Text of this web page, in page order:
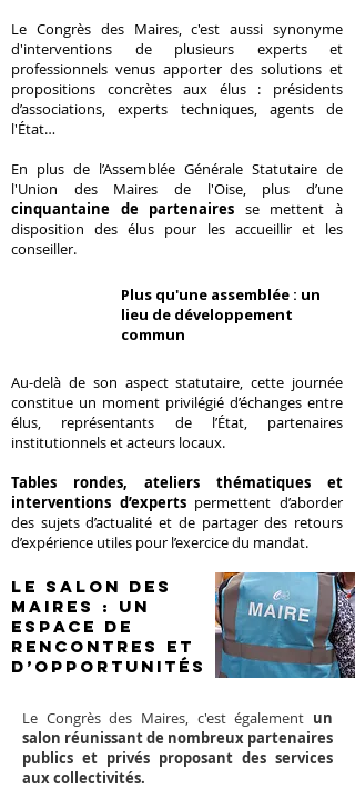
Le Congrès des Maires, c'est aussi synonyme
d'interventions de plusieurs experts et
professionnels venus apporter des solutions et
propositions concrètes aux élus : présidents
d’associations, experts techniques, agents de
l'État…
En plus de l’Assemblée Générale Statutaire de
l'Union des Maires de l'Oise, plus d’une
cinquantaine de partenaires se mettent à
disposition des élus pour les accueillir et les
conseiller.
Plus qu'une assemblée : un
lieu de développement
commun
Au-delà de son aspect statutaire, cette journée
constitue un moment privilégié d’échanges entre
élus, représentants de l’État, partenaires
institutionnels et acteurs locaux.
Tables rondes, ateliers thématiques et
interventions d’expertspermettent d’aborder
des sujets d’actualité et de partager des retours
d’expérience utiles pour l’exercice du mandat.
Le Salon des
Maires : un
espace de
rencontres et
d’opportunités
Le Congrès des Maires, c'est également un
salon réunissant de nombreux partenaires
publics et privés proposant des services
aux collectivités.